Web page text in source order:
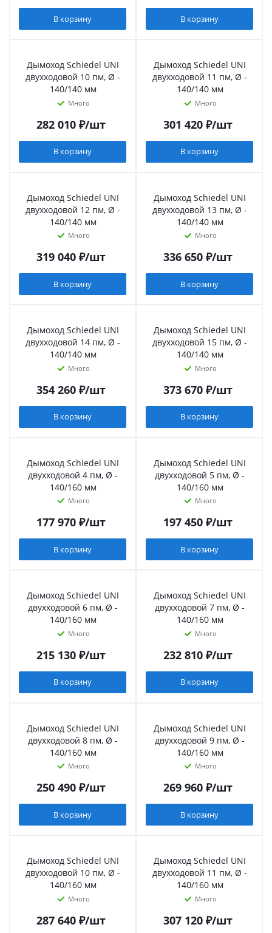
В корзину В корзину
Дымоход Schiedel UNI
двухходовой 10 пм, Ø -
140/140 мм
Много
282 010₽/шт
В корзину
Дымоход Schiedel UNI
двухходовой 11 пм, Ø -
140/140 мм
Много
301 420₽/шт
В корзину
Дымоход Schiedel UNI
двухходовой 12 пм, Ø -
140/140 мм
Много
319 040₽/шт
В корзину
Дымоход Schiedel UNI
двухходовой 13 пм, Ø -
140/140 мм
Много
336 650₽/шт
В корзину
Дымоход Schiedel UNI
двухходовой 14 пм, Ø -
140/140 мм
Много
354 260₽/шт
В корзину
Дымоход Schiedel UNI
двухходовой 15 пм, Ø -
140/140 мм
Много
373 670₽/шт
В корзину
Дымоход Schiedel UNI
двухходовой 4 пм, Ø -
140/160 мм
Много
177 970₽/шт
В корзину
Дымоход Schiedel UNI
двухходовой 5 пм, Ø -
140/160 мм
Много
197 450₽/шт
В корзину
Дымоход Schiedel UNI
двухходовой 6 пм, Ø -
140/160 мм
Много
215 130₽/шт
В корзину
Дымоход Schiedel UNI
двухходовой 7 пм, Ø -
140/160 мм
Много
232 810₽/шт
В корзину
Дымоход Schiedel UNI
двухходовой 8 пм, Ø -
140/160 мм
Много
250 490₽/шт
В корзину
Дымоход Schiedel UNI
двухходовой 9 пм, Ø -
140/160 мм
Много
269 960₽/шт
В корзину
Дымоход Schiedel UNI
двухходовой 10 пм, Ø -
140/160 мм
Много
287 640₽/шт
Дымоход Schiedel UNI
двухходовой 11 пм, Ø -
140/160 мм
Много
307 120₽/шт